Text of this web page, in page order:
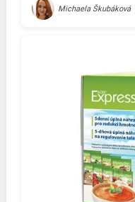
Michaela Škubáková